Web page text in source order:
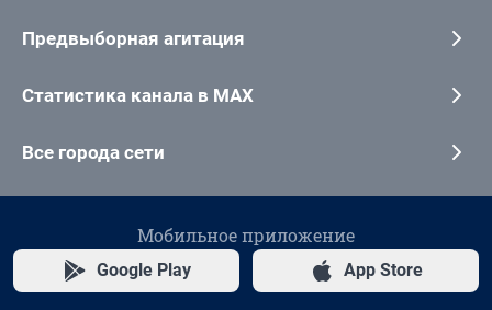
Предвыборная агитация
Статистика канала в MAX
Все города сети
Мобильное приложение
Google Play App Store